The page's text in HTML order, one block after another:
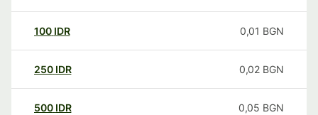
100 IDR 0,01 BGN
250 IDR 0,02 BGN
500 IDR 0,05 BGN